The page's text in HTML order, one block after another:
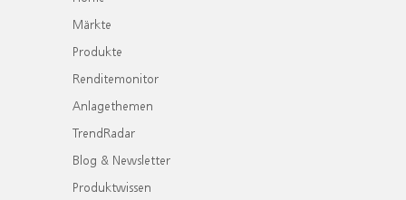
Märkte
Produkte
Renditemonitor
Anlagethemen
TrendRadar
Blog & Newsletter
Produktwissen